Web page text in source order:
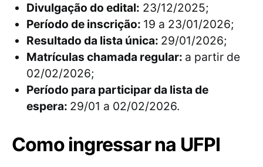
Divulgação do edital: 23/12/2025;
Período de inscrição: 19 a 23/01/2026;
Resultado da lista única: 29/01/2026;
Matrículas chamada regular: a partir de
02/02/2026;
Período para participar da lista de
espera: 29/01 a 02/02/2026.
Como ingressar na UFPI